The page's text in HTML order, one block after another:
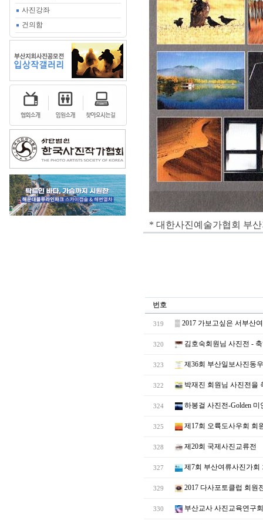
사진강좌
건의함
* 대한사진예술가협회 부
번호
319 ▒ 2017 가보고싶은 서부산
320 김호숙회원님 사진전 -
323 제36회 부산일보사진동
322 박재진 회원님 사진전을
324 하봉걸 사진전-Golden 미
325 제17회 오륙도사우회 회
328 제20회 국제사진교류전
327 제7회 부산여류사진가회
329 2017 다사포토클럽 회원
330 부산교사 사진교육연구